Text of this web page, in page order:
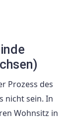
Prozess des
nicht sein. In
Wohnsitz in